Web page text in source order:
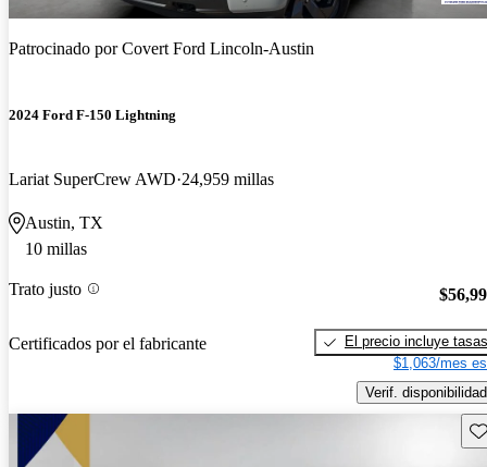
Patrocinado porCovert Ford Lincoln-Austin
2024 Ford F-150 Lightning
Lariat SuperCrew AWD 24,959 millas
Austin, TX
10 millas
Trato justo
Certificados por el fabricante
El precio incluye tasas
$1,063/mes
Verif. disponibilidad